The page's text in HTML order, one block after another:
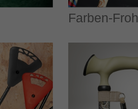
Farben-Froh